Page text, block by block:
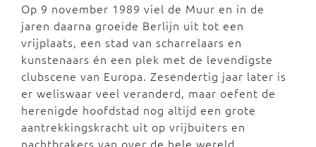
Op 9 november 1989 viel de Muur en in de
jaren daarna groeide Berlijn uit tot een
vrijplaats, een stad van scharrelaars en
kunstenaars én een plek met de levendigste
clubscene van Europa. Zesendertig jaar later is
er weliswaar veel veranderd, maar oefent de
herenigde hoofdstad nog altijd een grote
aantrekkingskracht uit op vrijbuiters en
nachtbrakers van over de hele wereld.